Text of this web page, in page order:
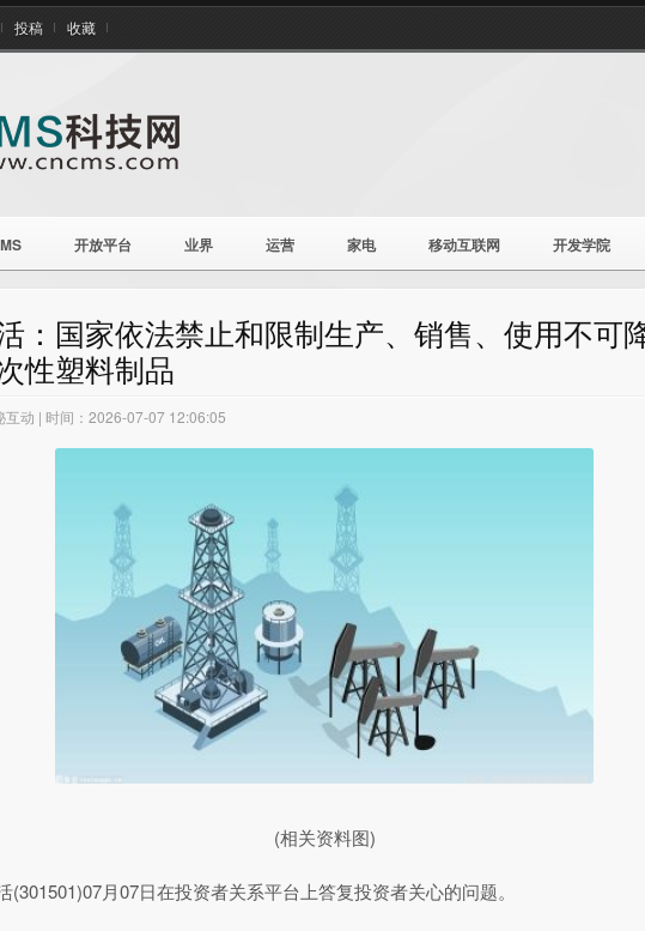
投稿 收藏
开放平台 业界 运营 家电 移动互联网 开发学院
：国家依法禁止和限制生产、销售、使用不可
性塑料制品
互动 | 时间：2026-07-07 12:06:05
(相关资料图)
(301501)07月07日在投资者关系平台上答复投资者关心的问题。